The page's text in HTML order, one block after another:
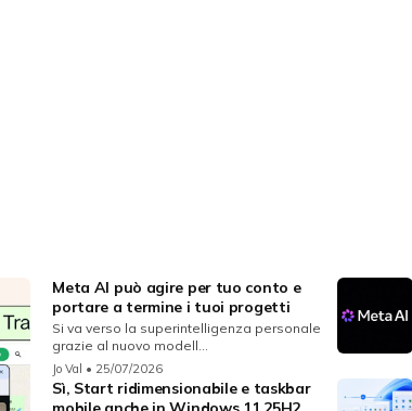
Meta AI può agire per tuo conto e
portare a termine i tuoi progetti
Si va verso la superintelligenza personale
grazie al nuovo modell...
Jo Val • 25/07/2026
Sì, Start ridimensionabile e taskbar